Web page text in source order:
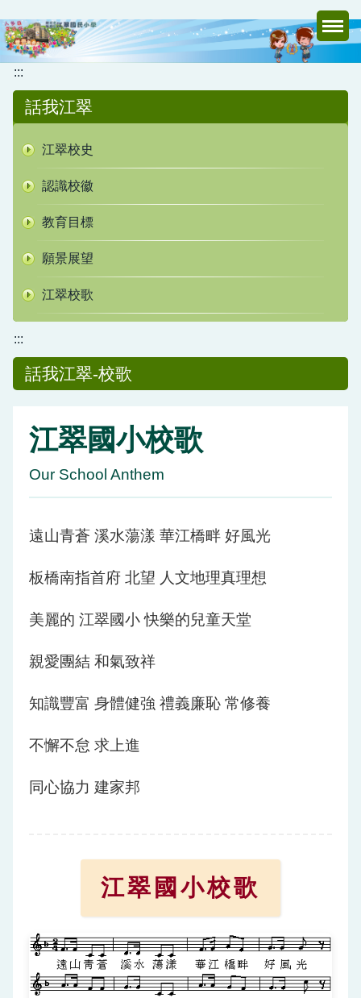
到
主
要
內
區
:::
話我江翠
江翠校史
認識校徽
教育目標
願景展望
江翠校歌
:::
話我江翠-校歌
江翠國小校歌
Our School Anthem
遠山青蒼 溪水蕩漾 華江橋畔 好風光
板橋南指首府 北望 人文地理真理想
美麗的 江翠國小 快樂的兒童天堂
親愛團結 和氣致祥
知識豐富 身體健強 禮義廉恥 常修養
不懈不怠 求上進
同心協力 建家邦
江翠國小校歌